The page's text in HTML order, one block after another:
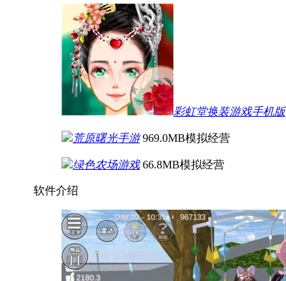
彩虹堂换装游戏手机版
荒原曙光手游 969.0MB模拟经营
绿色农场游戏 66.8MB模拟经营
软件介绍